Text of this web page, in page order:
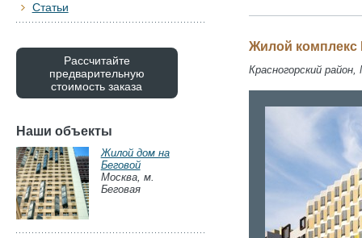
Жилой комплекс
Красногорский
Статьи
Рассчитайте
предварительную
стоимость заказа
Наши объекты
Жилой дом на
Беговой
Москва, м.
Беговая